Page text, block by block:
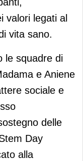
valori legati al
vita sano.
le squadre di
e Aniene
sociale e
delle
Day
alla